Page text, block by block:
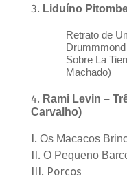
Liduíno
Retrato de
Sobre La
Machado)
Rami Levin –
Carvalho)
Os Macacos
O Pequeno
Porcos